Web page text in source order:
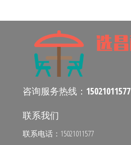
咨询服务热线： 15021011577
联系我们
联系电话：15021011577